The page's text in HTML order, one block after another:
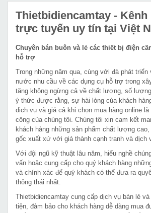
Thietbidiencamtay - Kênh
trực tuyến uy tín tại Việt
Chuyên bán buôn và lẻ các thiết bị điện
hỗ trợ
Trong những năm qua, cùng với đà phát
nước nhu cầu về các dụng cụ hỗ trợ trong
tăng không ngừng cả về chất lượng, số
ý thức được rằng, sự hài lòng của khách
dịch vụ và giá cả khi chọn mua hàng online
công của chúng tôi. Chúng tôi xin cam kết
khách hàng những sản phẩm chất lượng cao,
gốc xuất xứ với giá thành cạnh tranh và dịch
Với đội ngũ kỹ thuật lâu năm, hiểu nghề
vấn hoặc cung cấp cho quý khách hàng
và chính xác để quý khách có thể đưa ra
thông thái nhất.
Thietbidiencamtay cung cấp dịch vụ bán lẻ
tiện, đảm bảo cho khách hàng dễ dàng mua